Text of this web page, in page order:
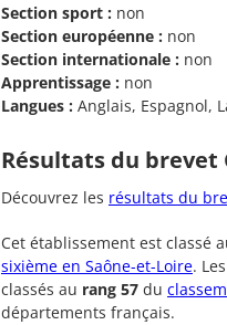
Section sport : non
Section européenne : non
Section internationale : non
Apprentissage : non
Langues : Anglais, Espagnol,
Résultats du brevet
Découvrez les résultats du
Cet établissement est classé
sixième en Saône-et-Loire.
classés au rang 57 du
départements français.